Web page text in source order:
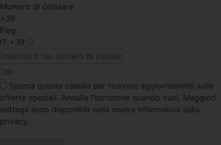
Mumero di cellulare
+39
Flag
IT +39
Spunta questa casella per ricevere aggiornamenti sulle
offerte speciali. Annulla l’iscrizione quando vuoi. Maggiori
dettagli sono disponibili nella nostra Informativa sulla
privacy.